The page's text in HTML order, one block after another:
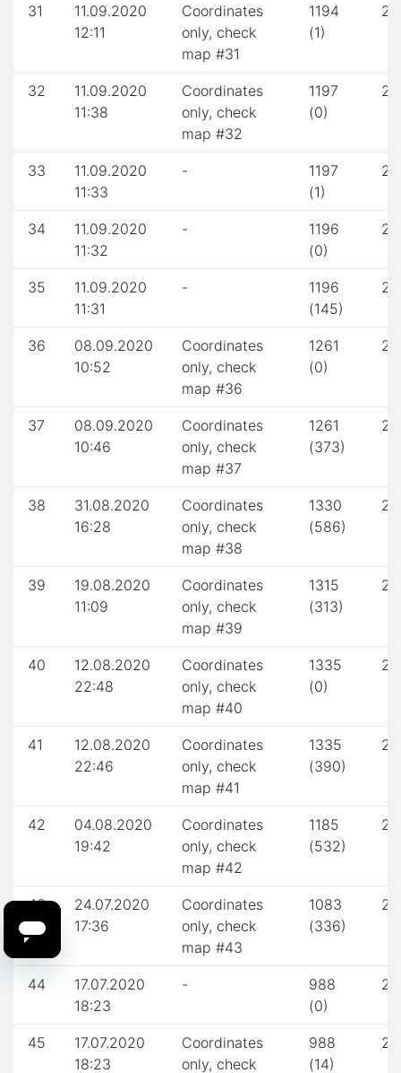
31
11.09.2020
12:11
Coordinates
only, check
map #31
1194
(1)
32
11.09.2020
11:38
Coordinates
only, check
map #32
1197
(0)
33
11.09.2020
11:33
-
1197
(1)
34
11.09.2020
11:32
-
1196
(0)
35
11.09.2020
11:31
-
1196
(145)
36
08.09.2020
10:52
Coordinates
only, check
map #36
1261
(0)
37
08.09.2020
10:46
Coordinates
only, check
map #37
1261
(373)
38
31.08.2020
16:28
Coordinates
only, check
map #38
1330
(586)
39
19.08.2020
11:09
Coordinates
only, check
map #39
1315
(313)
40
12.08.2020
22:48
Coordinates
only, check
map #40
1335
(0)
41
12.08.2020
22:46
Coordinates
only, check
map #41
1335
(390)
42
04.08.2020
19:42
Coordinates
only, check
map #42
1185
(532)
43
24.07.2020
17:36
Coordinates
only, check
map #43
1083
(336)
44
17.07.2020
18:23
-
988
(0)
45
17.07.2020
18:23
Coordinates
only, check
988
(14)